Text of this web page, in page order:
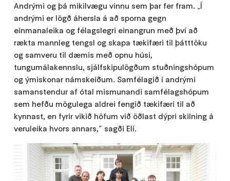
Andrými og þá mikilvægu vinnu sem þar fer fram. „Í
andrými er lögð áhersla á að sporna gegn
einmanaleika og félagslegri einangrun með því að
rækta mannleg tengsl og skapa tækifæri til þátttöku
og samveru til dæmis með opnu húsi,
tungumálakennslu, sjálfskipulögðum stuðningshópum
og ýmiskonar námskeiðum. Samfélagið í andrými
samanstendur af ótal mismunandi samfélagshópum
sem hefðu mögulega aldrei fengið tækifæri til að
kynnast, en fyrir vikið höfum við öðlast dýpri skilning á
veruleika hvors annars," sagði Elí.